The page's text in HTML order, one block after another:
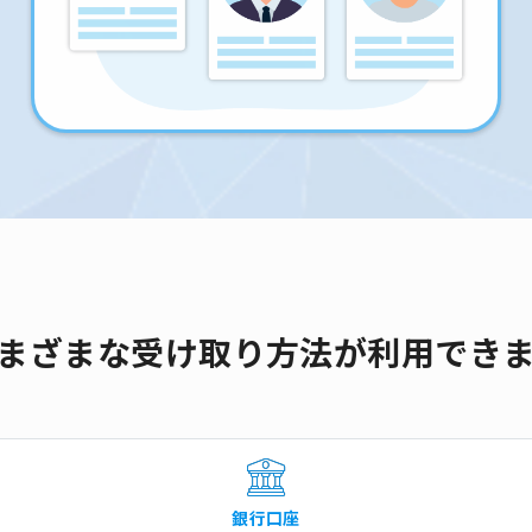
ざまな受け取り方法が利用でき
銀行口座